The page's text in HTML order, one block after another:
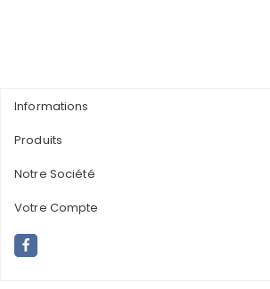
Informations
Produits
Notre Société
Votre Compte